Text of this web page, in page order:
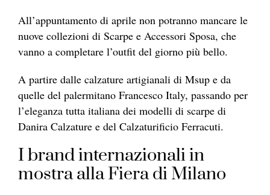
All’appuntamento di aprile non potranno mancare le
nuove collezioni di Scarpe e Accessori Sposa, che
vanno a completare l’outfit del giorno più bello.
A partire dalle calzature artigianali di Msup e da
quelle del palermitano Francesco Italy, passando per
l’eleganza tutta italiana dei modelli di scarpe di
Danira Calzature e del Calzaturificio Ferracuti.
I brand internazionali in
mostra alla Fiera di Milano